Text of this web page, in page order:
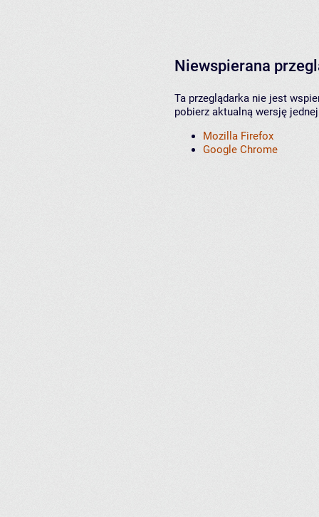
Niewspierana
Ta przeglądarka nie jest
pobierz aktualną wersję
Mozilla Firefox
Google Chrome